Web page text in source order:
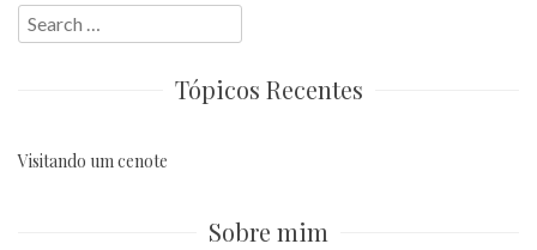
Search
for:
Tópicos Recentes
Visitando um cenote
Sobre mim